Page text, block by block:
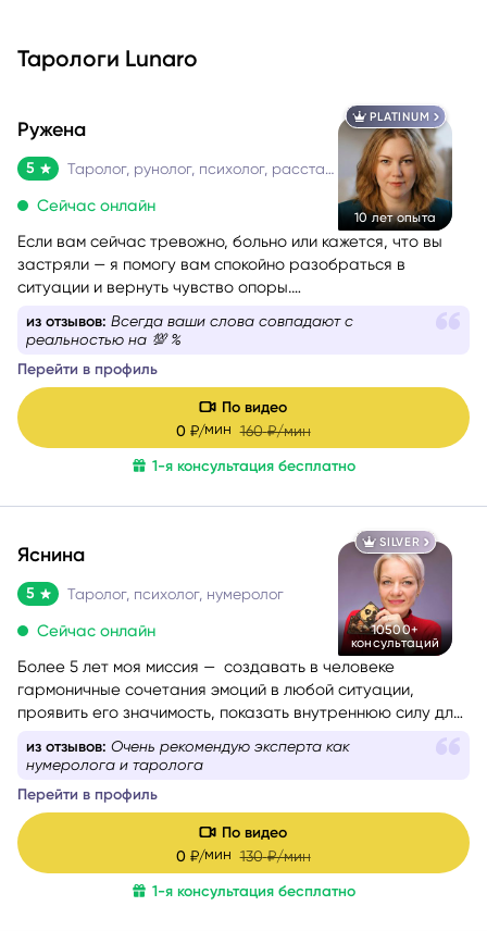
Тарологи Lunaro
PLATINUM
10 лет опыта
Ружена
5 Таролог, рунолог, психолог, расстановщик
Сейчас онлайн
Если вам сейчас тревожно, больно или кажется, что вы
застряли — я помогу вам спокойно разобраться в
ситуации и вернуть чувство опоры.
осуждённой. Я мягко и бережно проведу вас через
решение, которое принесёт облегчение.
из отзывов: Всё настолько точно, будто знакома со
мной лично.
Перейти в профиль
По видео
0 ₽/мин160 ₽/мин
1-я консультация бесплатно
SILVER
10500+
консультаций
Яснина
5 Таролог, психолог, нумеролог
Сейчас онлайн
Более 5 лет моя миссия — создавать в человеке
гармоничные сочетания эмоций в любой ситуации,
проявить его значимость, показать внутреннюю силу для
самопомощи, сбалансировать энергии в зависимости от
ситуации.
из отзывов: Очень рекомендую эксперта как
нумеролога и таролога
Перейти в профиль
По видео
0 ₽/мин130 ₽/мин
1-я консультация бесплатно